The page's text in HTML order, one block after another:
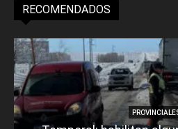
RECOMENDADOS